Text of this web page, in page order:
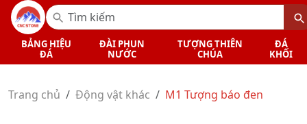
BẢNG HIỆU
ĐÁ
ĐÀI PHUN
NƯỚC
TƯỢNG THIÊN
CHÚA
ĐÁ
KHỐI
Trang chủ Động vật khác M1 Tượng báo đen